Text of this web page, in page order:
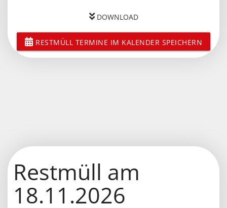
DOWNLOAD
RESTMÜLL TERMINE IM KALENDER SPEICHERN
Restmüll am
18.11.2026